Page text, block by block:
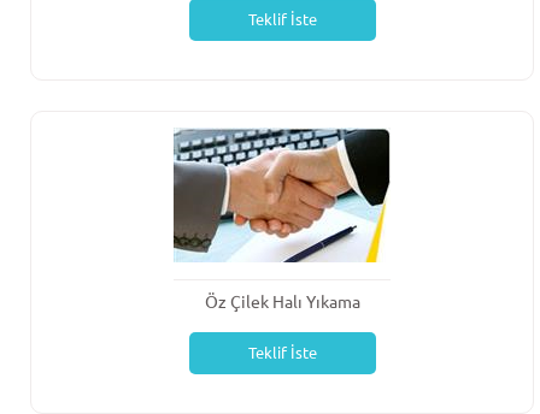
Teklif İste
Öz Çilek Halı Yıkama
Teklif İste